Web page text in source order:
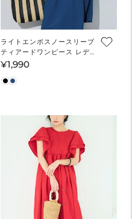
ライトエンボスノースリーブ
ティアードワンピース レデ
ィース メール便不可
通
常
¥1,990